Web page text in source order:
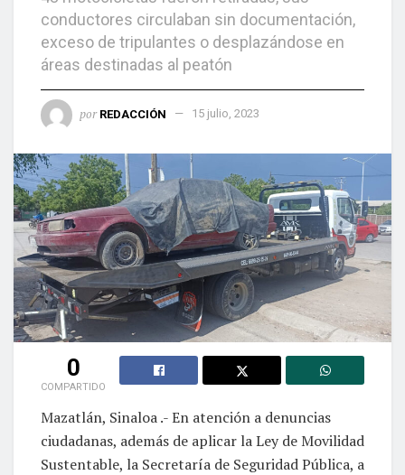
conductores circulaban sin documentación,
exceso de tripulantes o desplazándose en
áreas destinadas al peatón
por REDACCIÓN 15 julio, 2023
0
COMPARTIDO
Mazatlán, Sinaloa .- En atención a denuncias
ciudadanas, además de aplicar la Ley de Movilidad
Sustentable, la Secretaría de Seguridad Pública, a